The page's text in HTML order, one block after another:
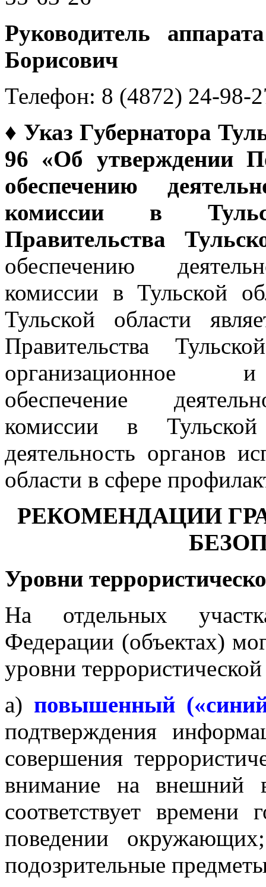
Руководитель
Борисович
Телефон: 8 (4872) 24-98-
♦ Указ Губернатора
96 «Об утверждении
обеспечению
комиссии в
Правительства
обеспечению
комиссии в Тульской
Тульской области
Правительства
организационное и
обеспечение
комиссии в
деятельность органов
области в сфере
РЕКОМЕНДАЦИИ
Уровни
На отдельных
Федерации (объектах)
уровни
а) повышенный
подтверждения
совершения
внимание на внешний
соответствует
поведении
подозрительные